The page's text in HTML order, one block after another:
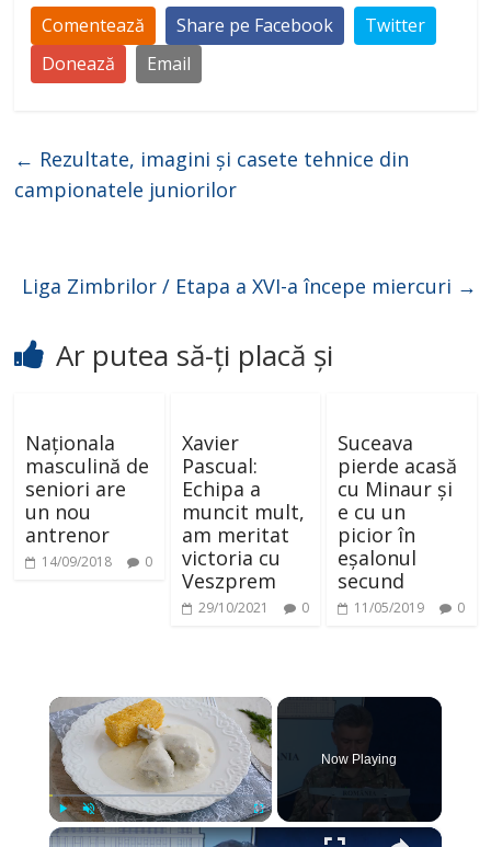
Comentează Share pe Facebook
Twitter
Donează
Email
← Rezultate, imagini și casete tehnice din
campionatele juniorilor
Liga Zimbrilor / Etapa a XVI-a începe miercuri →
Ar putea să-ți placă și
Naționala
masculină de
seniori are
un nou
antrenor
14/09/2018 0
Xavier
Pascual:
Echipa a
muncit mult,
am meritat
victoria cu
Veszprem
29/10/2021 0
Suceava
pierde acasă
cu Minaur și
e cu un
picior în
eșalonul
secund
11/05/2019 0
×
Play Unmute
Now Playing
×